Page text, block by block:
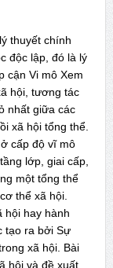
thuyết chính
độc lập, đó là lý
cận Vi mô Xem
hội, tương tác
nhất giữa các
xã hội tổng thể.
cấp độ vĩ mô
lớp, giai cấp,
một tổng thể
thể xã hội.
hội hay hành
tạo ra bởi Sự
xã hội. Bài
hội và đề xuất